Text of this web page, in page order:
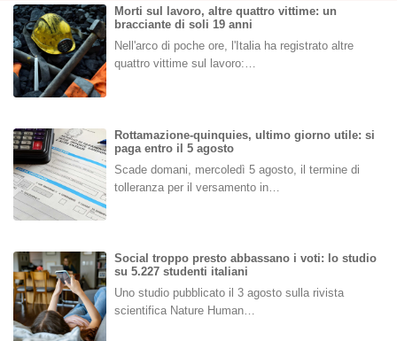
Morti sul lavoro, altre quattro vittime: un
bracciante di soli 19 anni
Nell'arco di poche ore, l'Italia ha registrato altre
quattro vittime sul lavoro:…
Rottamazione-quinquies, ultimo giorno utile: si
paga entro il 5 agosto
Scade domani, mercoledì 5 agosto, il termine di
tolleranza per il versamento in…
Social troppo presto abbassano i voti: lo studio
su 5.227 studenti italiani
Uno studio pubblicato il 3 agosto sulla rivista
scientifica Nature Human…